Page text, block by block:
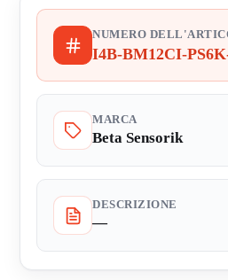
NUMERO
I4B-BM12CI-
MARCA
Beta Sensorik
DESCRIZIONE
—